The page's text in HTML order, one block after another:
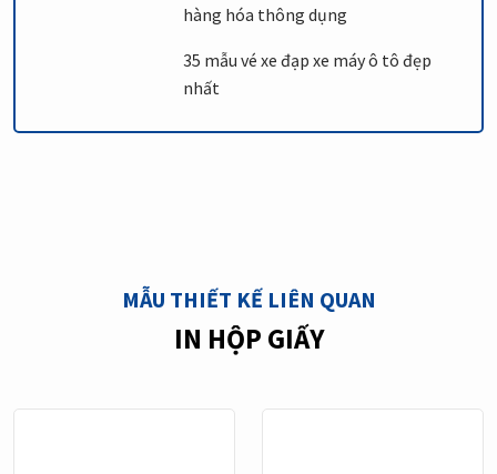
hàng hóa thông dụng
35 mẫu vé xe đạp xe máy ô tô đẹp
nhất
MẪU THIẾT KẾ LIÊN QUAN
IN HỘP GIẤY